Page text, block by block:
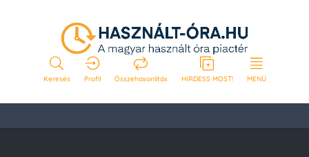
Keresés Profil Összehasonlítás HIRDESS MOST! MENÜ